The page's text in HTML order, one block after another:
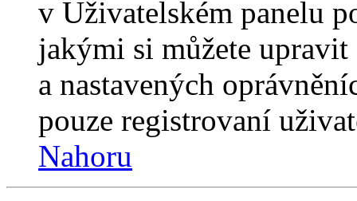
v Uživatelském panelu
jakými si můžete
a nastavených
pouze registrovaní
Nahoru